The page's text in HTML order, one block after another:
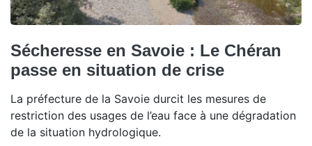
Sécheresse en Savoie : Le Chéran
passe en situation de crise
La préfecture de la Savoie durcit les mesures de
restriction des usages de l’eau face à une dégradation
de la situation hydrologique.